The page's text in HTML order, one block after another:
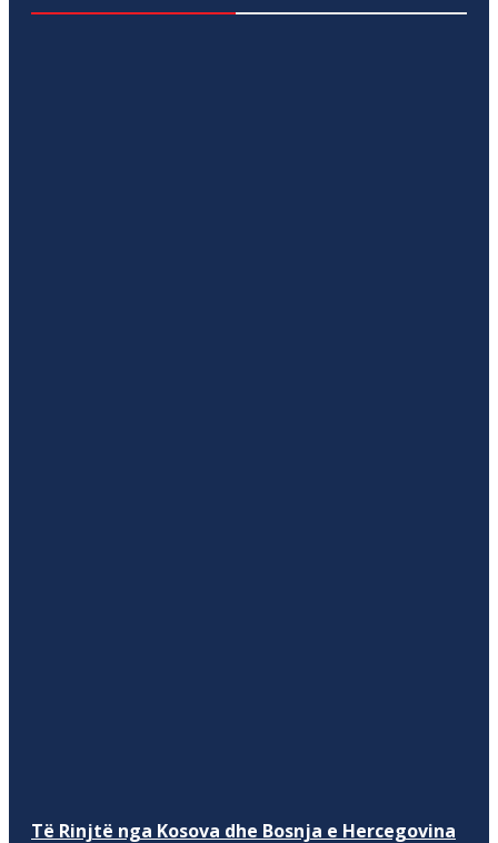
Të Rinjtë nga Kosova dhe Bosnja e Hercegovina